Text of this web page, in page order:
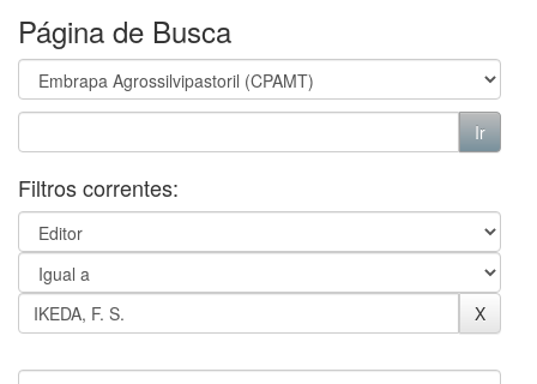
Página de Busca
Filtros correntes: